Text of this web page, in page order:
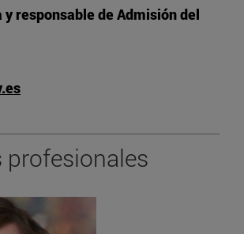
responsable de Admisión del
profesionales